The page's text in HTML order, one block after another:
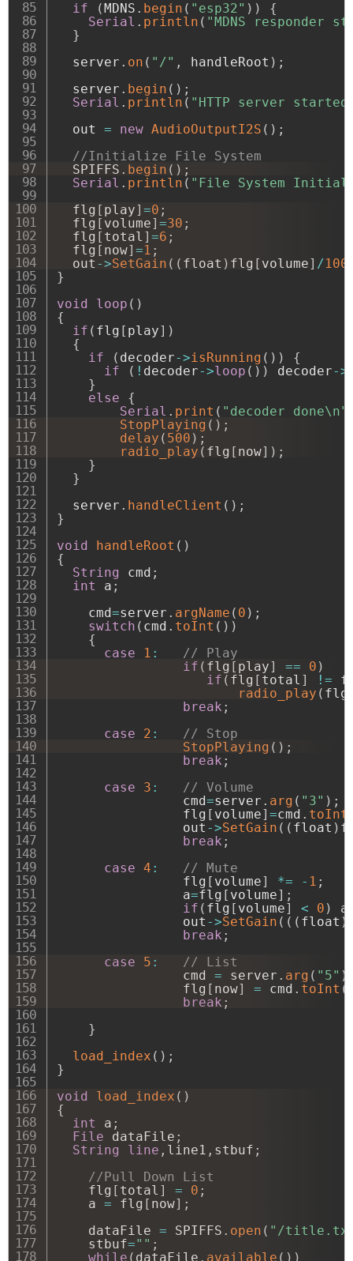
if
(MDNS . begin ( "esp32" ) )
{
Serial . println ( "MDNS responder
}
  server
. on ( "/" , handleRoot ) ;
  server
. begin ( ) ;
Serial . println ( "HTTP server
  out
= new AudioOutputI2S ( ) ;
//Initialize File System
  SPIFFS
. begin ( ) ;
Serial . println ( "File System
  flg
[ play] =0 ;
  flg
[ volume] =30 ;
  flg
[ total ] =6 ;
  flg
[ now] =1 ;
  out
->SetGain ( ( float ) flg [ volume] /
}
void
loop ( )
{
if ( flg [ play] )
{
if
( decoder->isRunning ( ) )
{
if
( ! decoder->loop ( ) ) decoder->
}
else
{
Serial . print ( "decoder done\n"
StopPlaying ( ) ;
delay ( 500 ) ;
radio_play ( flg [ now] ) ;
}
}
  server
. handleClient ( ) ;
}
void
handleRoot ( )
{
String cmd ;
int a ;
    cmd
=server . argName ( 0 ) ;
switch ( cmd . toInt ( ) )
{
case
1 :
// Play
if ( flg [ play] == 0 )
if ( flg [ total ] !=
radio_play ( flg
break ;
case
2 :
// Stop
StopPlaying ( ) ;
break ;
case
3 :
// Volume
                cmd
=server . arg ( "3" ) ;
                flg
[ volume] =cmd . toInt
                out
->SetGain ( ( float )
break ;
case 4 :
// Mute
                flg
[ volume] *= - 1 ;
                a
=flg [ volume] ;
if ( flg [ volume] < 0 ) a
                out
->SetGain ( ( ( float )
break ;
case
5 :
// List
                cmd
= server . arg ( "5" )
                flg
[ now] = cmd . toInt (
break ;
}
load_index ( ) ;
}
void
load_index ( )
{
int a ;
File dataFile ;
String
line , line1 , stbuf ;
//Pull Down List
    flg
[ total ] = 0 ;
    a
= flg [ now] ;
    dataFile
= SPIFFS . open ( "/
    stbuf
="" ;
while ( dataFile . available ( ) )